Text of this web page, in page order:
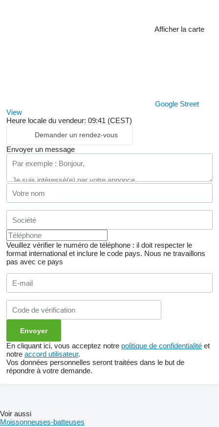
Afficher la carte
Google Street
View
Heure locale du vendeur: 09:41 (CEST)
Demander un rendez-vous
Envoyer un message
Veuillez vérifier le numéro de téléphone : il doit respecter le
format international et inclure le code pays. Nous ne travaillons
pas avec ce pays
En cliquant ici, vous acceptez notre politique de confidentialité et
notre accord utilisateur.
Vos données personnelles seront traitées dans le but de
répondre à votre demande.
Voir aussi
Moissonneuses-batteuses